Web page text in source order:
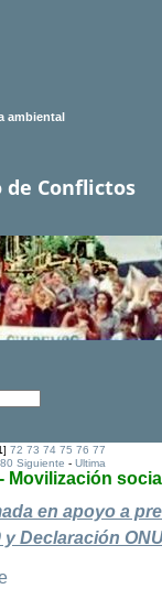
ambiental
Conflictos
]72 73 74 75 76 77
80 Siguiente -Ultima
- Movilización
en apoyo a
Declaración